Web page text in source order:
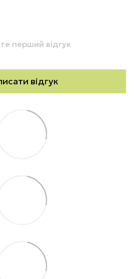
перший відгук
відгук